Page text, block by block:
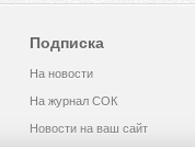
Подписка
На новости
На журнал СОК
Новости на ваш сайт